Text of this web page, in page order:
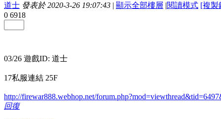
道士 發表於 2020-3-26 19:07:43 | 顯示全部樓層 |閱讀模式 [複製
0 6918
03/26 遊戲ID: 道士
17私服連結 25F
http://firewar888.webhop.net/
回復